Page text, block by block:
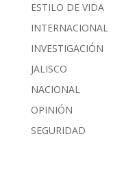
ESTILO DE VIDA
INTERNACIONAL
INVESTIGACIÓN
JALISCO
NACIONAL
OPINIÓN
SEGURIDAD